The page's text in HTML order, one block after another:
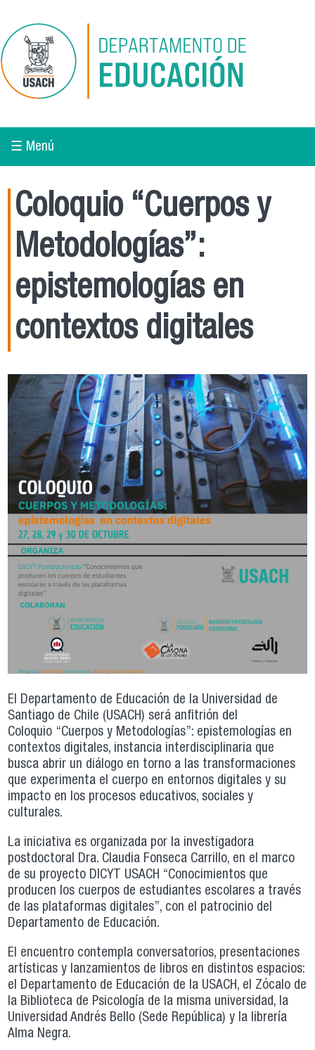
☰ Menú
Coloquio “Cuerpos y
Metodologías”:
epistemologías en
contextos digitales
El Departamento de Educación de la Universidad de
Santiago de Chile (USACH) será anfitrión del
Coloquio “Cuerpos y Metodologías”: epistemologías en
contextos digitales, instancia interdisciplinaria que
busca abrir un diálogo en torno a las transformaciones
que experimenta el cuerpo en entornos digitales y su
impacto en los procesos educativos, sociales y
culturales.
La iniciativa es organizada por la investigadora
postdoctoral Dra. Claudia Fonseca Carrillo, en el marco
de su proyecto DICYT USACH “Conocimientos que
producen los cuerpos de estudiantes escolares a través
de las plataformas digitales”, con el patrocinio del
Departamento de Educación.
El encuentro contempla conversatorios, presentaciones
artísticas y lanzamientos de libros en distintos espacios:
el Departamento de Educación de la USACH, el Zócalo de
la Biblioteca de Psicología de la misma universidad, la
Universidad Andrés Bello (Sede República) y la librería
Alma Negra.